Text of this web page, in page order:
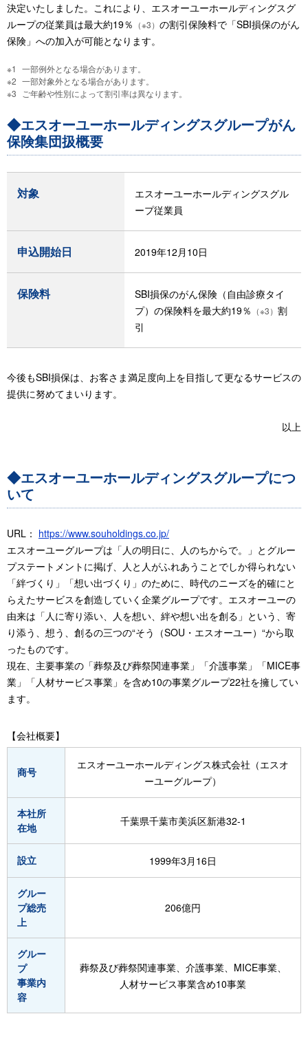
決定いたしました。これにより、エスオーユーホールディングスグ
ループの従業員は最大約19％ （※3） の割引保険料で「SBI損保のがん
保険」への加入が可能となります。
一部例外となる場合があります。
一部対象外となる場合があります。
ご年齢や性別によって割引率は異なります。
◆エスオーユーホールディングスグループがん
保険集団扱概要
対象
エスオーユーホールディングスグル
ープ従業員
申込開始日 2019年12月10日
保険料
SBI損保のがん保険（自由診療タイ
プ）の保険料を最大約19％ （※3） 割
引
今後もSBI損保は、お客さま満足度向上を目指して更なるサービスの
提供に努めてまいります。
以上
◆エスオーユーホールディングスグループにつ
いて
URL： https://www.souholdings.co.jp/
エスオーユーグループは「人の明日に、人のちからで。」とグルー
プステートメントに掲げ、人と人がふれあうことでしか得られない
「絆づくり」「想い出づくり」のために、時代のニーズを的確にと
らえたサービスを創造していく企業グループです。エスオーユーの
由来は「人に寄り添い、人を想い、絆や想い出を創る」という、寄
り添う、想う、創るの三つの“そう（SOU・エスオーユー）“から取
ったものです。
現在、主要事業の「葬祭及び葬祭関連事業」「介護事業」「MICE事
業」「人材サービス事業」を含め10の事業グループ22社を擁してい
ます。
【会社概要】
商号
エスオーユーホールディングス株式会社（エスオ
ーユーグループ）
本社所
在地
千葉県千葉市美浜区新港32-1
設立 1999年3月16日
グルー
プ総売
上
206億円
グルー
プ
事業内
容
葬祭及び葬祭関連事業、介護事業、MICE事業、
人材サービス事業含め10事業